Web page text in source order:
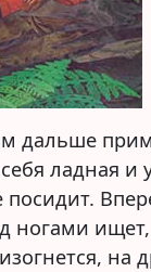
дальше
ладная и
посидит.
ногами
на